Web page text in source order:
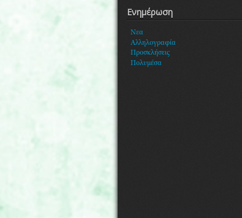
Ενημέρωση
Νεα
Αλληλογραφία
Προσκλήσεις
Πολυμέσα